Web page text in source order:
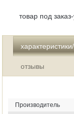
товар под
отзывы
Производитель